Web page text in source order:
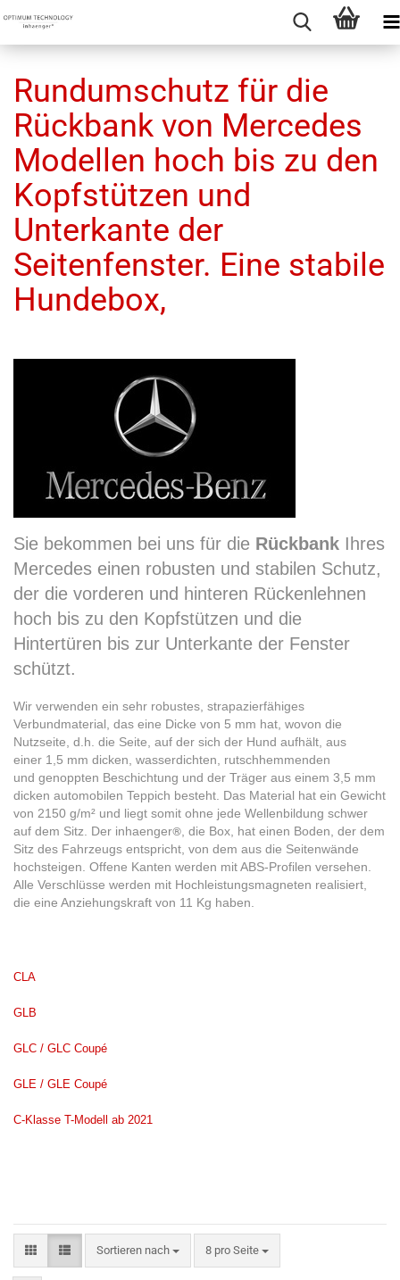
Rundumschutz für die
Rückbank von Mercedes
Modellen hoch bis zu den
Kopfstützen und
Unterkante der
Seitenfenster. Eine stabile
Hundebox,
Sie bekommen bei uns für die Rückbank Ihres
Mercedes einen robusten und stabilen Schutz,
der die vorderen und hinteren Rückenlehnen
hoch bis zu den Kopfstützen und die
Hintertüren bis zur Unterkante der Fenster
schützt.
Wir verwenden ein sehr robustes, strapazierfähiges
Verbundmaterial, das eine Dicke von 5 mm hat, wovon die
Nutzseite, d.h. die Seite, auf der sich der Hund aufhält, aus
einer 1,5 mm dicken, wasserdichten, rutschhemmenden
und genoppten Beschichtung und der Träger aus einem 3,5 mm
dicken automobilen Teppich besteht. Das Material hat ein Gewicht
von 2150 g/m² und liegt somit ohne jede Wellenbildung schwer
auf dem Sitz. Der inhaenger® , die Box, hat einen Boden, der dem
Sitz des Fahrzeugs entspricht, von dem aus die Seitenwände
hochsteigen. Offene Kanten werden mit ABS-Profilen versehen.
Alle Verschlüsse werden mit Hochleistungsmagneten realisiert,
die eine Anziehungskraft von 11 Kg haben.
CLA
GLB
GLC / GLC Coupé
GLE / GLE Coupé
C-Klasse T-Modell ab 2021
Sortieren nach
Sortieren nach 8 pro Seite
pro Seite